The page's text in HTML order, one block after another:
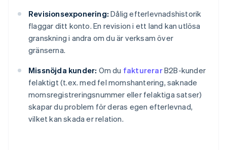
Revisionsexponering: Dålig efterlevnadshistorik
flaggar ditt konto. En revision i ett land kan utlösa
granskning i andra om du är verksam över
gränserna.
Missnöjda kunder: Om du fakturerarB2B-kunder
felaktigt (t.ex. med fel momshantering, saknade
momsregistreringsnummer eller felaktiga satser)
skapar du problem för deras egen efterlevnad,
vilket kan skada er relation.